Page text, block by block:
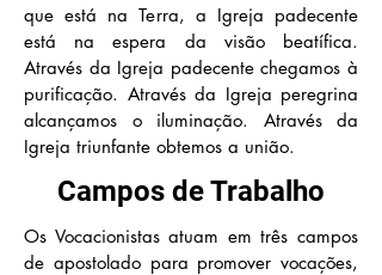
que está na Terra, a Igreja padecente
está na espera da visão beatífica.
Através da Igreja padecente chegamos à
purificação. Através da Igreja peregrina
alcançamos o iluminação. Através da
Igreja triunfante obtemos a união.
Campos de Trabalho
Os Vocacionistas atuam em três campos
de apostolado para promover vocações,